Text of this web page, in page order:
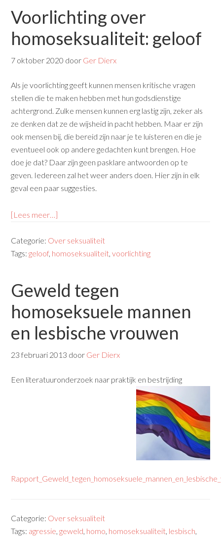
Voorlichting over
homoseksualiteit: geloof
7 oktober 2020 door Ger Dierx
Als je voorlichting geeft kunnen mensen kritische vragen
stellen die te maken hebben met hun godsdienstige
achtergrond. Zulke mensen kunnen erg lastig zijn, zeker als
ze denken dat ze de wijsheid in pacht hebben. Maar er zijn
ook mensen bij, die bereid zijn naar je te luisteren en die je
eventueel ook op andere gedachten kunt brengen. Hoe
doe je dat? Daar zijn geen pasklare antwoorden op te
geven. Iedereen zal het weer anders doen. Hier zijn in elk
geval een paar suggesties.
[Lees meer…]
Categorie: Over seksualiteit
Tags:geloof, homoseksualiteit,voorlichting
Geweld tegen
homoseksuele mannen
en lesbische vrouwen
23 februari 2013 door Ger Dierx
Een literatuuronderzoek naar praktijk en bestrijding
Categorie: Over seksualiteit
Tags: agressie,geweld, homo, homoseksualiteit, lesbisch,